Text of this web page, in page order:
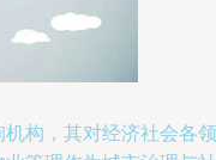
构，其对经济社会各领